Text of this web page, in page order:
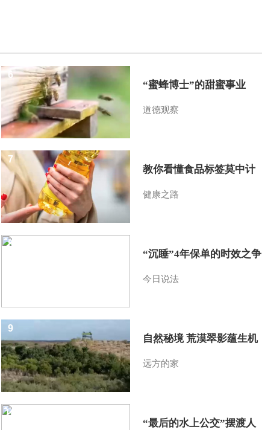
“蜜蜂博士”的甜蜜事业
道德观察
6
教你看懂食品标签莫中计
健康之路
7
“沉睡”4年保单的时效之争
今日说法
8
自然秘境 荒漠翠影蕴生机
远方的家
9
“最后的水上公交”摆渡人
10